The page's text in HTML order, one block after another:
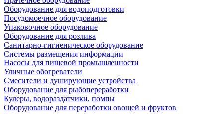
Оборудование для водоподготовки
Посудомоечное оборудование
Упаковочное оборудование
Оборудование для розлива
Санитарно-гигиеническое оборудование
Системы размещения информации
Насосы для пищевой промышленности
Уличные обогреватели
Смесители и душирующие устройства
Оборудование для рыбопереработки
Кулеры, водораздатчики, помпы
Оборудование для переработки овощей и фруктов